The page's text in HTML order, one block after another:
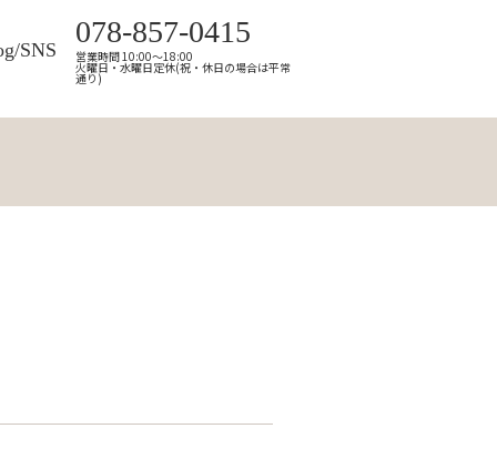
SNS
078-857-0415
営業時間 10:00～18:00
火曜日・水曜日定休(祝・休日の場合は平常
通り)